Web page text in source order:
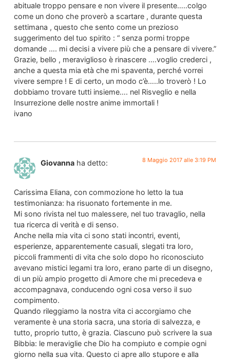
abituale troppo pensare e non vivere il presente…..colgo
come un dono che proverò a scartare , durante questa
settimana , questo che sento come un prezioso
suggerimento del tuo spirito : “ senza pormi troppe
domande …. mi decisi a vivere più che a pensare di vivere.”
Grazie, bello , meraviglioso è rinascere ….voglio crederci ,
anche a questa mia età che mi spaventa, perché vorrei
vivere sempre ! E di certo, un modo c’è…..lo troverò ! Lo
dobbiamo trovare tutti insieme…. nel Risveglio e nella
Insurrezione delle nostre anime immortali !
ivano
Giovanna ha detto: 8 Maggio 2017 alle 3:19 PM
Carissima Eliana, con commozione ho letto la tua
testimonianza: ha risuonato fortemente in me.
Mi sono rivista nel tuo malessere, nel tuo travaglio, nella
tua ricerca di verità e di senso.
Anche nella mia vita ci sono stati incontri, eventi,
esperienze, apparentemente casuali, slegati tra loro,
piccoli frammenti di vita che solo dopo ho riconosciuto
avevano mistici legami tra loro, erano parte di un disegno,
di un più ampio progetto di Amore che mi precedeva e
accompagnava, conducendo ogni cosa verso il suo
compimento.
Quando rileggiamo la nostra vita ci accorgiamo che
veramente è una storia sacra, una storia di salvezza, e
tutto, proprio tutto, è grazia. Ciascuno può scrivere la sua
Bibbia: le meraviglie che Dio ha compiuto e compie ogni
giorno nella sua vita. Questo ci apre allo stupore e alla